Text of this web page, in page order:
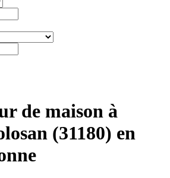
de maison à
(31180) en